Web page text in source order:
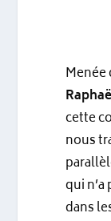
Menée
cette
nous
qui
dans